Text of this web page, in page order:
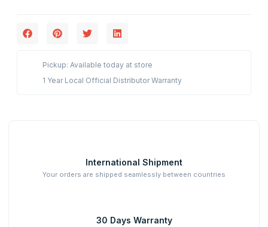
Pickup: Available today at store
1 Year Local Official Distributor Warranty
International Shipment
Your orders are shipped seamlessly between countries
30 Days Warranty